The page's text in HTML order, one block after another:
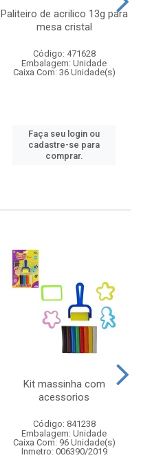
Paliteiro de acrilico 13g para
mesa cristal
Código: 471628
Embalagem: Unidade
Caixa Com: 36 Unidade(s)
Faça seu login ou
cadastre-se para
comprar.
Kit massinha com
acessorios
Código: 841238
Embalagem: Unidade
Caixa Com: 96 Unidade(s)
Inmetro: 006390/2019